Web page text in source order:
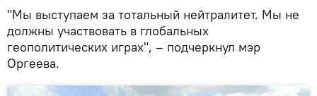
"Мы выступаем за тотальный нейтралитет. Мы не
должны участвовать в глобальных
геополитических играх", – подчеркнул мэр
Оргеева.